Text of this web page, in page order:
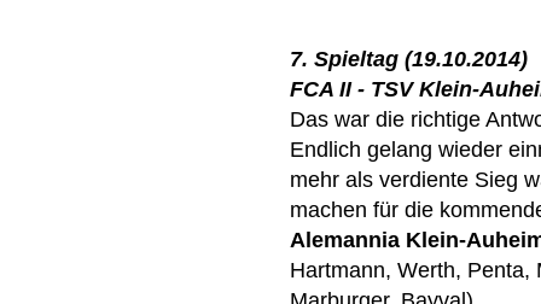
7. Spieltag (19.10.2014)
FCA II - TSV Klein-
Das war die richtige
Endlich gelang wieder
mehr als verdiente Sieg
machen für die
Alemannia Klein-
Hartmann, Werth, Penta,